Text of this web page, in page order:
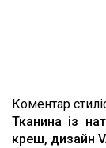
Коментар
Тканина із
креш, дизайн